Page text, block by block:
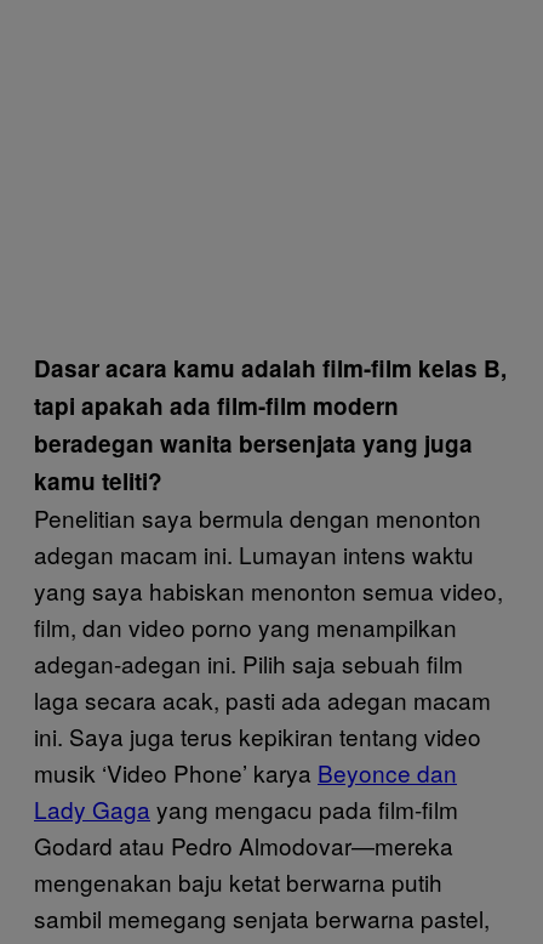
Dasar acara kamu adalah film-film kelas B,
tapi apakah ada film-film modern
beradegan wanita bersenjata yang juga
kamu teliti?
Penelitian saya bermula dengan menonton
adegan macam ini. Lumayan intens waktu
yang saya habiskan menonton semua video,
film, dan video porno yang menampilkan
adegan-adegan ini. Pilih saja sebuah film
laga secara acak, pasti ada adegan macam
ini. Saya juga terus kepikiran tentang video
musik ‘Video Phone’ karya Beyonce dan
Lady Gaga yang mengacu pada film-film
Godard atau Pedro Almodovar—mereka
mengenakan baju ketat berwarna putih
sambil memegang senjata berwarna pastel,